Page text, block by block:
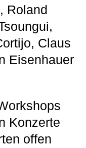
Roland
Claus
Eisenhauer
Konzerte
offen